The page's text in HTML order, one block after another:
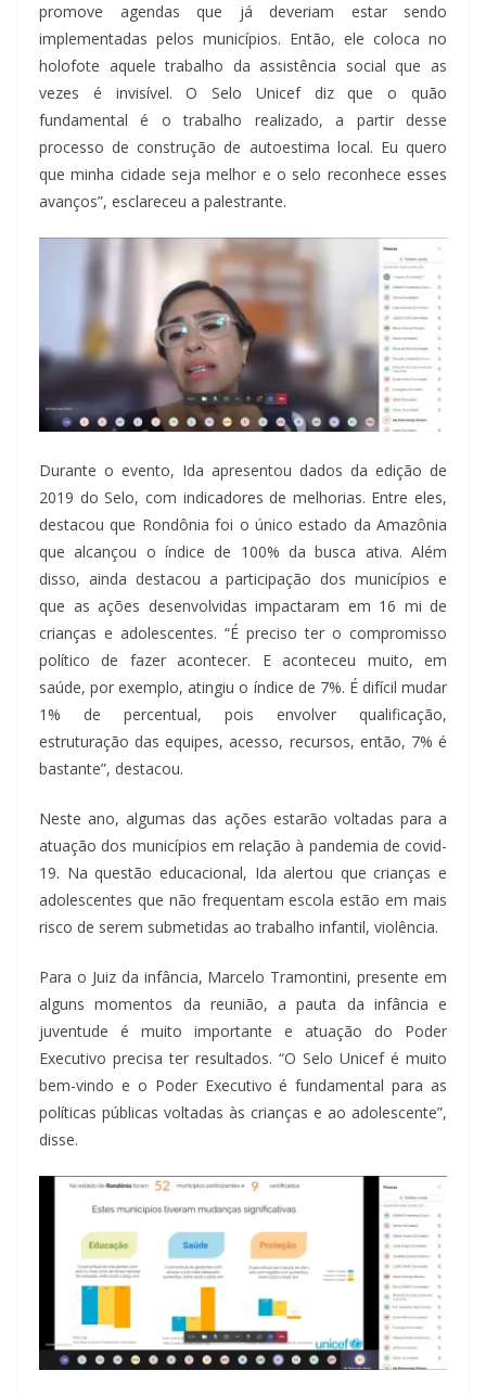
promove agendas que já deveriam estar sendo
implementadas pelos municípios. Então, ele coloca no
holofote aquele trabalho da assistência social que as
vezes é invisível. O Selo Unicef diz que o quão
fundamental é o trabalho realizado, a partir desse
processo de construção de autoestima local. Eu quero
que minha cidade seja melhor e o selo reconhece esses
avanços”, esclareceu a palestrante.
Durante o evento, Ida apresentou dados da edição de
2019 do Selo, com indicadores de melhorias. Entre eles,
destacou que Rondônia foi o único estado da Amazônia
que alcançou o índice de 100% da busca ativa. Além
disso, ainda destacou a participação dos municípios e
que as ações desenvolvidas impactaram em 16 mi de
crianças e adolescentes. “É preciso ter o compromisso
político de fazer acontecer. E aconteceu muito, em
saúde, por exemplo, atingiu o índice de 7%. É difícil mudar
1% de percentual, pois envolver qualificação,
estruturação das equipes, acesso, recursos, então, 7% é
bastante”, destacou.
Neste ano, algumas das ações estarão voltadas para a
atuação dos municípios em relação à pandemia de covid-
19. Na questão educacional, Ida alertou que crianças e
adolescentes que não frequentam escola estão em mais
risco de serem submetidas ao trabalho infantil, violência.
Para o Juiz da infância, Marcelo Tramontini, presente em
alguns momentos da reunião, a pauta da infância e
juventude é muito importante e atuação do Poder
Executivo precisa ter resultados. “O Selo Unicef é muito
bem-vindo e o Poder Executivo é fundamental para as
políticas públicas voltadas às crianças e ao adolescente”,
disse.